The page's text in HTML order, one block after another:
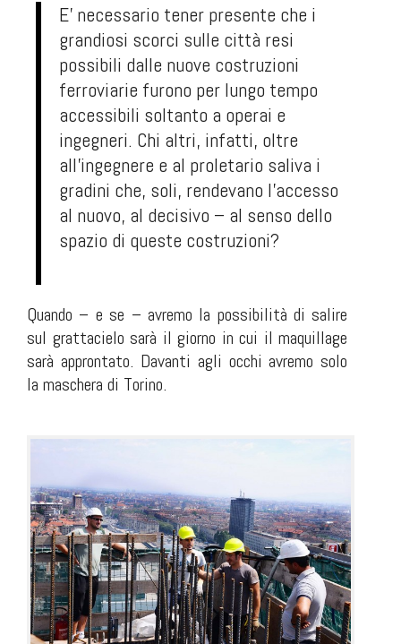
E' necessario tener presente che i
grandiosi scorci sulle città resi
possibili dalle nuove costruzioni
ferroviarie furono per lungo tempo
accessibili soltanto a operai e
ingegneri. Chi altri, infatti, oltre
all'ingegnere e al proletario saliva i
gradini che, soli, rendevano l'accesso
al nuovo, al decisivo – al senso dello
spazio di queste costruzioni?
Quando – e se – avremo la possibilità di salire
sul grattacielo sarà il giorno in cui il maquillage
sarà approntato. Davanti agli occhi avremo solo
la maschera di Torino.